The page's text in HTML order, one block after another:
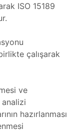
ISO 15189
çalışarak
ve
hazırlanması